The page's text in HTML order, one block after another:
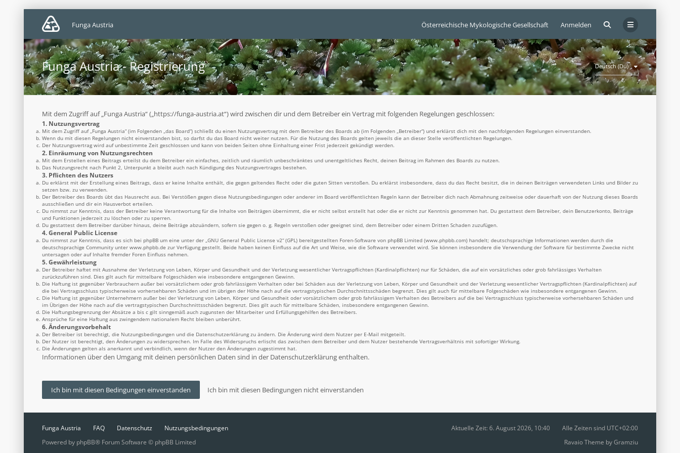
Österreichische Mykologische Gesellschaft Anmelden
Funga Austria
Funga Austria - Registrierung Deutsch (Du)
Mit dem Zugriff auf „Funga Austria“ („https://funga-austria.at“) wird zwischen dir und dem Betreiber ein Vertrag mit folgenden Regelungen geschlossen:
1. Nutzungsvertrag
Mit dem Zugriff auf „Funga Austria“ (im Folgenden „das Board“) schließt du einen Nutzungsvertrag mit dem Betreiber des Boards ab (im Folgenden „Betreiber“) und erklärst dich mit den nachfolgenden Regelungen einverstanden.
Wenn du mit diesen Regelungen nicht einverstanden bist, so darfst du das Board nicht weiter nutzen. Für die Nutzung des Boards gelten jeweils die an dieser Stelle veröffentlichten Regelungen.
Der Nutzungsvertrag wird auf unbestimmte Zeit geschlossen und kann von beiden Seiten ohne Einhaltung einer Frist jederzeit gekündigt werden.
2. Einräumung von Nutzungsrechten
Mit dem Erstellen eines Beitrags erteilst du dem Betreiber ein einfaches, zeitlich und räumlich unbeschränktes und unentgeltliches Recht, deinen Beitrag im Rahmen des Boards zu nutzen.
Das Nutzungsrecht nach Punkt 2, Unterpunkt a bleibt auch nach Kündigung des Nutzungsvertrages bestehen.
3. Pflichten des Nutzers
Du erklärst mit der Erstellung eines Beitrags, dass er keine Inhalte enthält, die gegen geltendes Recht oder die guten Sitten verstoßen. Du erklärst insbesondere, dass du das Recht besitzt, die in deinen Beiträgen verwendeten Links und Bilder zu
setzen bzw. zu verwenden.
Der Betreiber des Boards übt das Hausrecht aus. Bei Verstößen gegen diese Nutzungsbedingungen oder anderer im Board veröffentlichten Regeln kann der Betreiber dich nach Abmahnung zeitweise oder dauerhaft von der Nutzung dieses Boards
ausschließen und dir ein Hausverbot erteilen.
Du nimmst zur Kenntnis, dass der Betreiber keine Verantwortung für die Inhalte von Beiträgen übernimmt, die er nicht selbst erstellt hat oder die er nicht zur Kenntnis genommen hat. Du gestattest dem Betreiber, dein Benutzerkonto, Beiträge
und Funktionen jederzeit zu löschen oder zu sperren.
Du gestattest dem Betreiber darüber hinaus, deine Beiträge abzuändern, sofern sie gegen o. g. Regeln verstoßen oder geeignet sind, dem Betreiber oder einem Dritten Schaden zuzufügen.
4. General Public License
Du nimmst zur Kenntnis, dass es sich bei phpBB um eine unter der „GNU General Public License v2“ (GPL) bereitgestellten Foren-Software von phpBB Limited (www.phpbb.com) handelt; deutschsprachige Informationen werden durch die
deutschsprachige Community unter www.phpbb.de zur Verfügung gestellt. Beide haben keinen Einfluss auf die Art und Weise, wie die Software verwendet wird. Sie können insbesondere die Verwendung der Software für bestimmte Zwecke nicht
untersagen oder auf Inhalte fremder Foren Einfluss nehmen.
5. Gewährleistung
Der Betreiber haftet mit Ausnahme der Verletzung von Leben, Körper und Gesundheit und der Verletzung wesentlicher Vertragspflichten (Kardinalpflichten) nur für Schäden, die auf ein vorsätzliches oder grob fahrlässiges Verhalten
zurückzuführen sind. Dies gilt auch für mittelbare Folgeschäden wie insbesondere entgangenen Gewinn.
Die Haftung ist gegenüber Verbrauchern außer bei vorsätzlichem oder grob fahrlässigem Verhalten oder bei Schäden aus der Verletzung von Leben, Körper und Gesundheit und der Verletzung wesentlicher Vertragspflichten (Kardinalpflichten) auf
die bei Vertragsschluss typischerweise vorhersehbaren Schäden und im übrigen der Höhe nach auf die vertragstypischen Durchschnittsschäden begrenzt. Dies gilt auch für mittelbare Folgeschäden wie insbesondere entgangenen Gewinn.
Die Haftung ist gegenüber Unternehmern außer bei der Verletzung von Leben, Körper und Gesundheit oder vorsätzlichem oder grob fahrlässigem Verhalten des Betreibers auf die bei Vertragsschluss typischerweise vorhersehbaren Schäden und
im Übrigen der Höhe nach auf die vertragstypischen Durchschnittsschäden begrenzt. Dies gilt auch für mittelbare Schäden, insbesondere entgangenen Gewinn.
Die Haftungsbegrenzung der Absätze a bis c gilt sinngemäß auch zugunsten der Mitarbeiter und Erfüllungsgehilfen des Betreibers.
Ansprüche für eine Haftung aus zwingendem nationalem Recht bleiben unberührt.
6. Änderungsvorbehalt
Der Betreiber ist berechtigt, die Nutzungsbedingungen und die Datenschutzerklärung zu ändern. Die Änderung wird dem Nutzer per E-Mail mitgeteilt.
Der Nutzer ist berechtigt, den Änderungen zu widersprechen. Im Falle des Widerspruchs erlischt das zwischen dem Betreiber und dem Nutzer bestehende Vertragsverhältnis mit sofortiger Wirkung.
Die Änderungen gelten als anerkannt und verbindlich, wenn der Nutzer den Änderungen zugestimmt hat.
Informationen über den Umgang mit deinen persönlichen Daten sind in der Datenschutzerklärung enthalten.
Funga Austria FAQ Datenschutz Nutzungsbedingungen Alle Zeiten sind UTC+02:00
Aktuelle Zeit: 6. August 2026, 10:40
Powered by phpBB® Forum Software © phpBB Limited Ravaio Theme byGramziu